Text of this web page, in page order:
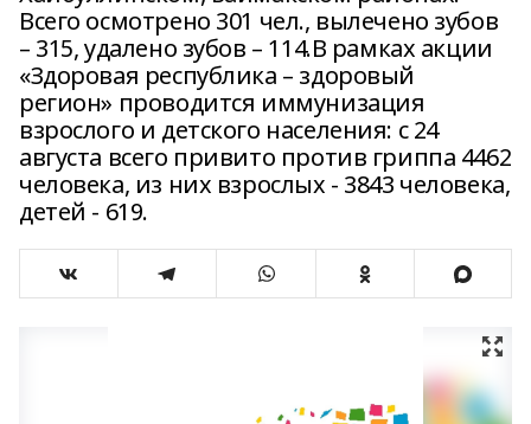
Всего осмотрено 301 чел., вылечено зубов
– 315, удалено зубов – 114.В рамках акции
«Здоровая республика – здоровый
регион» проводится иммунизация
взрослого и детского населения: с 24
августа всего привито против гриппа 4462
человека, из них взрослых - 3843 человека,
детей - 619.